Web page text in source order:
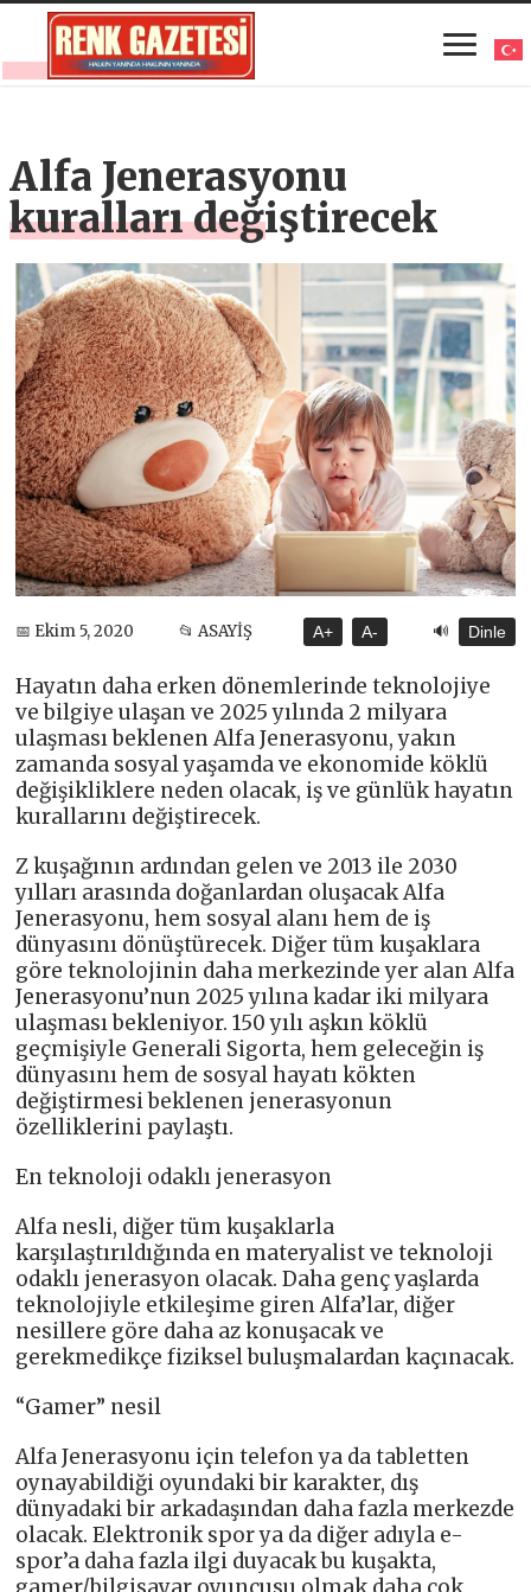
Alfa Jenerasyonu
kuralları değiştirecek
📅 Ekim 5, 2020 📂 ASAYİŞ A+ A- 🔊 Dinle
Hayatın daha erken dönemlerinde teknolojiye
ve bilgiye ulaşan ve 2025 yılında 2 milyara
ulaşması beklenen Alfa Jenerasyonu, yakın
zamanda sosyal yaşamda ve ekonomide köklü
değişikliklere neden olacak, iş ve günlük hayatın
kurallarını değiştirecek.
Z kuşağının ardından gelen ve 2013 ile 2030
yılları arasında doğanlardan oluşacak Alfa
Jenerasyonu, hem sosyal alanı hem de iş
dünyasını dönüştürecek. Diğer tüm kuşaklara
göre teknolojinin daha merkezinde yer alan Alfa
Jenerasyonu’nun 2025 yılına kadar iki milyara
ulaşması bekleniyor. 150 yılı aşkın köklü
geçmişiyle Generali Sigorta, hem geleceğin iş
dünyasını hem de sosyal hayatı kökten
değiştirmesi beklenen jenerasyonun
özelliklerini paylaştı.
En teknoloji odaklı jenerasyon
Alfa nesli, diğer tüm kuşaklarla
karşılaştırıldığında en materyalist ve teknoloji
odaklı jenerasyon olacak. Daha genç yaşlarda
teknolojiyle etkileşime giren Alfa’lar, diğer
nesillere göre daha az konuşacak ve
gerekmedikçe fiziksel buluşmalardan kaçınacak.
“Gamer” nesil
Alfa Jenerasyonu için telefon ya da tabletten
oynayabildiği oyundaki bir karakter, dış
dünyadaki bir arkadaşından daha fazla merkezde
olacak. Elektronik spor ya da diğer adıyla e-
spor’a daha fazla ilgi duyacak bu kuşakta,
gamer/bilgisayar oyuncusu olmak daha çok